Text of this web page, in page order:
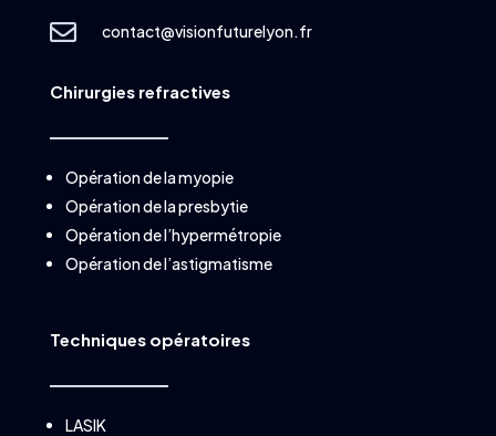
 contact@visionfuturelyon.fr
Chirurgies refractives
Opération de la myopie
Opération de la presbytie
Opération de l’hypermétropie
Opération de l’astigmatisme
Techniques opératoires
LASIK